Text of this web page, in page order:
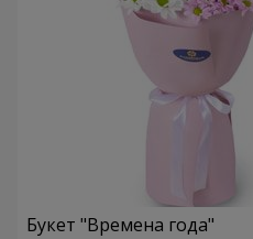
Букет "Времена года"